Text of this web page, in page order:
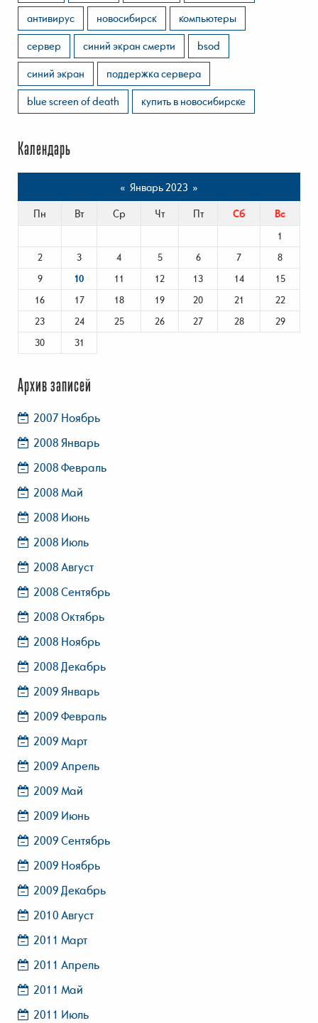
антивирус новосибирск
компьютеры
сервер
синий экран смерти
bsod
синий экран
поддержка сервера
blue screen of death
купить в новосибирске
Календарь
« Январь 2023 »
Пн
Вт Ср Чт Пт Сб Вс
1
2
3 4 5 6 7
8
9
10 11 12 13 14
15
16
17 18 19 20 21
22
23
24 25 26 27 28
29
30
31
Архив записей
2007 Ноябрь
2008 Январь
2008 Февраль
2008 Май
2008 Июнь
2008 Июль
2008 Август
2008 Сентябрь
2008 Октябрь
2008 Ноябрь
2008 Декабрь
2009 Январь
2009 Февраль
2009 Март
2009 Апрель
2009 Май
2009 Июнь
2009 Сентябрь
2009 Ноябрь
2009 Декабрь
2010 Август
2011 Март
2011 Апрель
2011 Май
2011 Июль